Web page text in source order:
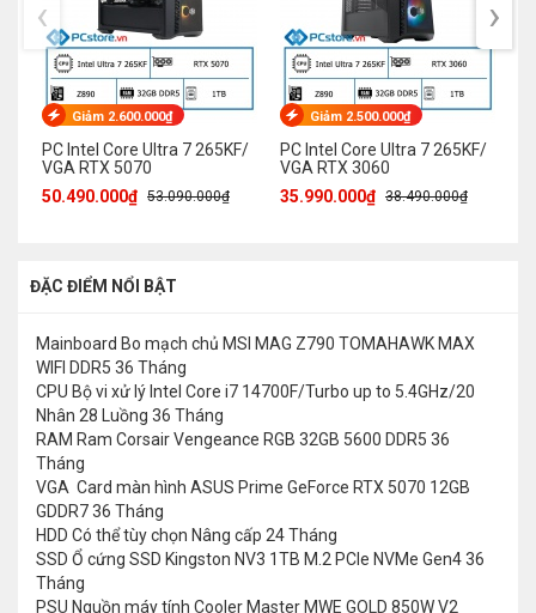
Giảm 2.600.000₫
PC Intel Core Ultra 7 265KF/
VGA RTX 5070
50.490.000₫ 53.090.000₫
Giảm 2.500.000₫
PC Intel Core Ultra 7 265KF/
VGA RTX 3060
35.990.000₫ 38.490.000₫
‹ ›
ĐẶC ĐIỂM NỔI BẬT
Mainboard Bo mạch chủ MSI MAG Z790 TOMAHAWK MAX
WIFI DDR5 36 Tháng
CPU Bộ vi xử lý Intel Core i7 14700F/Turbo up to 5.4GHz/20
Nhân 28 Luồng 36 Tháng
RAM Ram Corsair Vengeance RGB 32GB 5600 DDR5 36
Tháng
VGA Card màn hình ASUS Prime GeForce RTX 5070 12GB
GDDR736 Tháng
HDD Có thể tùy chọn Nâng cấp 24 Tháng
SSD Ổ cứng SSD Kingston NV3 1TB M.2 PCIe NVMe Gen436
Tháng
PSU Nguồn máy tính Cooler Master MWE GOLD 850W V2